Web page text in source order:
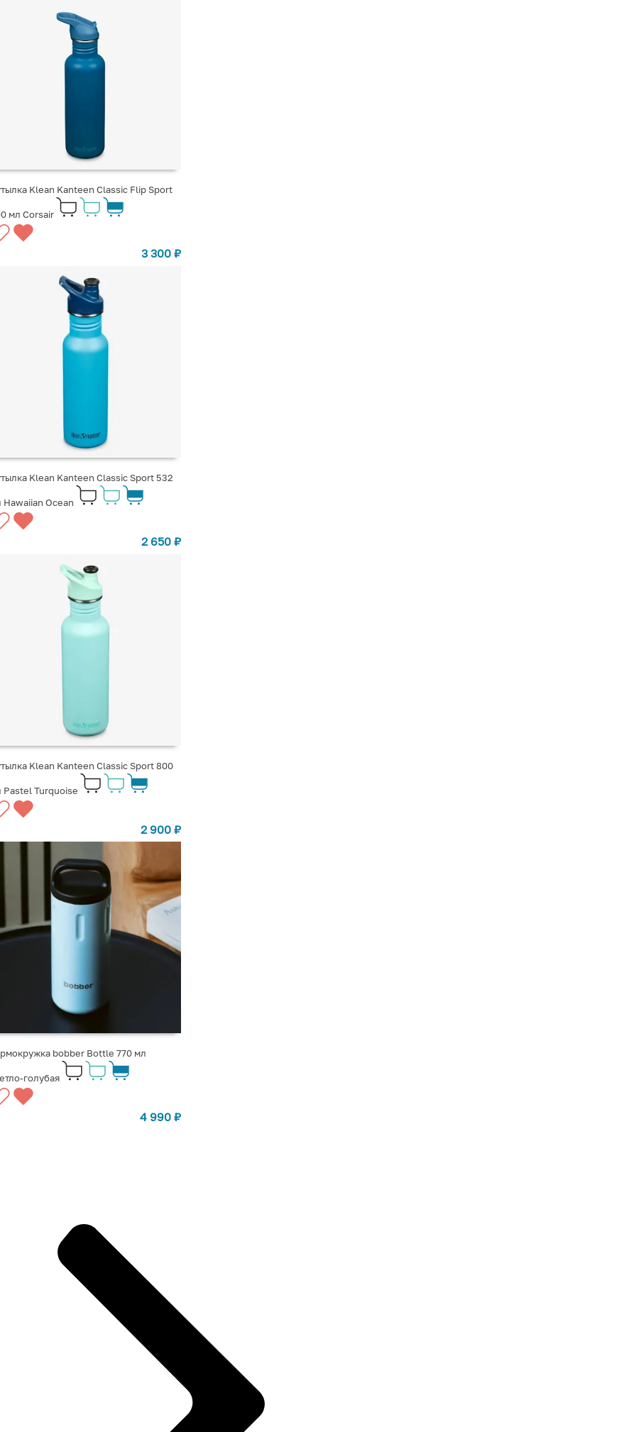
Klean Kanteen Classic Flip Sport
мл Corsair
3 300₽
Klean Kanteen Classic Sport 532
Hawaiian Ocean
2 650₽
Klean Kanteen Classic Sport 800
Pastel Turquoise
2 900₽
bobber Bottle 770 мл
голубая
4 990₽